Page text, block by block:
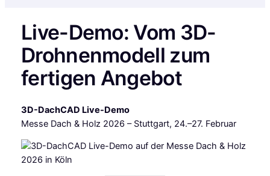
Live-Demo: Vom 3D-
Drohnenmodell zum
fertigen Angebot
3D-DachCAD Live-Demo
Messe Dach & Holz 2026 – Stuttgart, 24.–27. Februar